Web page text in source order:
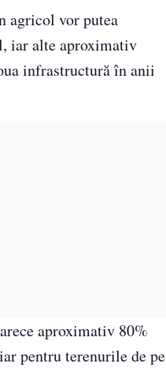
agricol vor putea
iar alte aproximativ
infrastructură în anii
aproximativ 80%
pentru terenurile de pe